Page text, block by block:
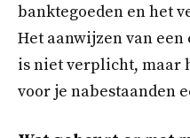
banktegoeden en het
Het aanwijzen van
is niet verplicht, maar
voor je nabestaanden